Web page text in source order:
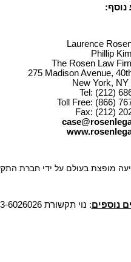
נוסף:
Laurence
Phillip
The Rosen Law
275 Madison Avenue,
New York, NY
Tel: (212)
Toll Free: (866)
Fax: (212)
מופצת בעולם על ידי חברת
נוספים: נוי תקשורת 03-6026026 זהר 052-2641769